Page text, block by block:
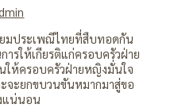
มประเพณีไทยที่สืบทอดกัน
รให้เกียรติแก่ครอบครัวฝ่าย
ห้ครอบครัวฝ่ายหญิงมั่นใจ
จะยกขบวนขันหมากมาสู่ขอ
แน่นอน